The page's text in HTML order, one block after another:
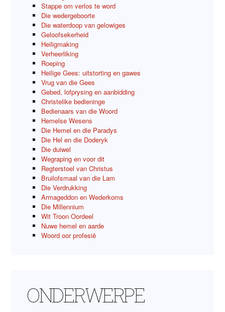
Stappe om verlos te word
Die wedergeboorte
Die waterdoop van gelowiges
Geloofsekerheid
Heiligmaking
Verheerliking
Roeping
Heilige Gees: uitstorting en gawes
Vrug van die Gees
Gebed, lofprysing en aanbidding
Christelike bedieninge
Bedienaars van die Woord
Hemelse Wesens
Die Hemel en die Paradys
Die Hel en die Doderyk
Die duiwel
Wegraping en voor dit
Regterstoel van Christus
Bruilofsmaal van die Lam
Die Verdrukking
Armageddon en Wederkoms
Die Millennium
Wit Troon Oordeel
Nuwe hemel en aarde
Woord oor profesië
ONDERWERPE